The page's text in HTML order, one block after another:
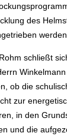
des
schließt
ob die
zur
in den
und die